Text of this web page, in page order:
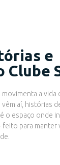
e
Clube
a vida
aí, histórias
o espaço onde
para manter